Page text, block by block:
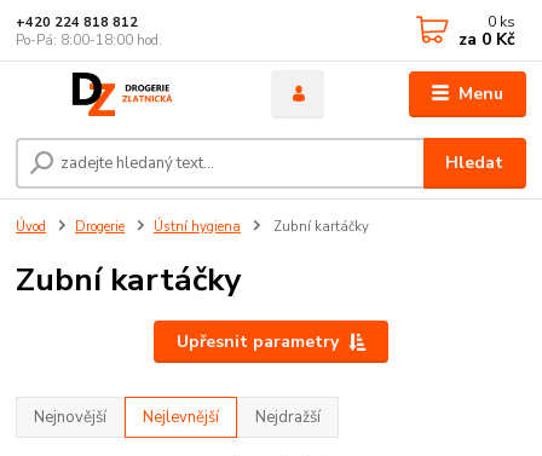
Menu
Hledat
+420 224 818 812
Po-Pá: 8:00-18:00 hod.
0 ks
za 0 Kč
Úvod Drogerie Ústní hygiena Zubní kartáčky
Zubní kartáčky
Upřesnit parametry
Nejnovější Nejlevnější Nejdražší